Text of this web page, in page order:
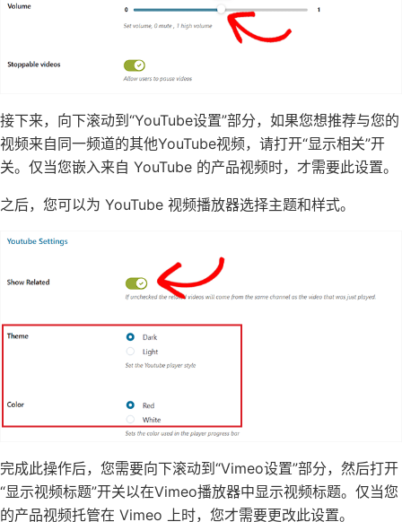
接下来，向下滚动到“YouTube设置”部分，如果您想推荐与您的
视频来自同一频道的其他YouTube视频，请打开“显示相关”开
关。仅当您嵌入来自 YouTube 的产品视频时，才需要此设置。
之后，您可以为 YouTube 视频播放器选择主题和样式。
完成此操作后，您需要向下滚动到“Vimeo设置”部分，然后打开
“显示视频标题”开关以在Vimeo播放器中显示视频标题。仅当您
的产品视频托管在 Vimeo 上时，您才需要更改此设置。